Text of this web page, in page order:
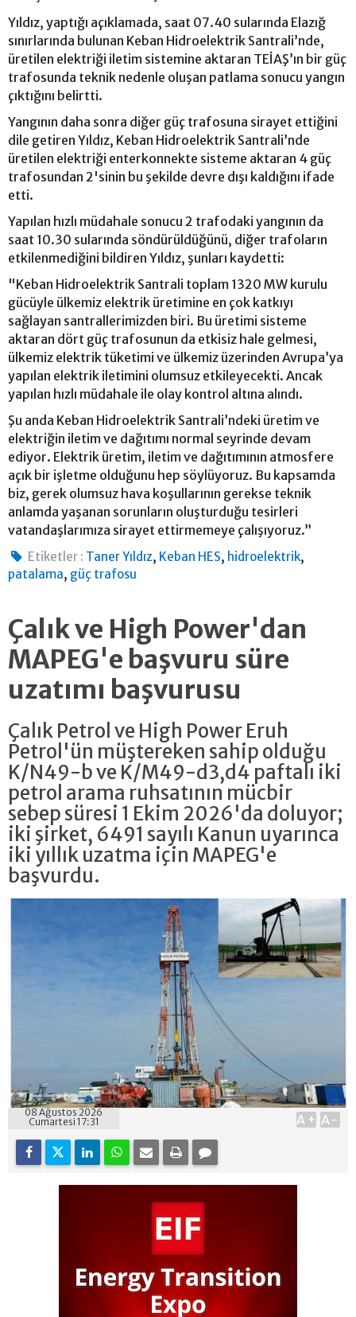
Yıldız, yaptığı açıklamada, saat 07.40 sularında Elazığ
sınırlarında bulunan Keban Hidroelektrik Santrali’nde,
üretilen elektriği iletim sistemine aktaran TEİAŞ’ın bir güç
trafosunda teknik nedenle oluşan patlama sonucu yangın
çıktığını belirtti.
Yangının daha sonra diğer güç trafosuna sirayet ettiğini
dile getiren Yıldız, Keban Hidroelektrik Santrali’nde
üretilen elektriği enterkonnekte sisteme aktaran 4 güç
trafosundan 2'sinin bu şekilde devre dışı kaldığını ifade
etti.
Yapılan hızlı müdahale sonucu 2 trafodaki yangının da
saat 10.30 sularında söndürüldüğünü, diğer trafoların
etkilenmediğini bildiren Yıldız, şunları kaydetti:
"Keban Hidroelektrik Santrali toplam 1320 MW kurulu
gücüyle ülkemiz elektrik üretimine en çok katkıyı
sağlayan santrallerimizden biri. Bu üretimi sisteme
aktaran dört güç trafosunun da etkisiz hale gelmesi,
ülkemiz elektrik tüketimi ve ülkemiz üzerinden Avrupa’ya
yapılan elektrik iletimini olumsuz etkileyecekti. Ancak
yapılan hızlı müdahale ile olay kontrol altına alındı.
Şu anda Keban Hidroelektrik Santrali’ndeki üretim ve
elektriğin iletim ve dağıtımı normal seyrinde devam
ediyor. Elektrik üretim, iletim ve dağıtımının atmosfere
açık bir işletme olduğunu hep söylüyoruz. Bu kapsamda
biz, gerek olumsuz hava koşullarının gerekse teknik
anlamda yaşanan sorunların oluşturduğu tesirleri
vatandaşlarımıza sirayet ettirmemeye çalışıyoruz.”
Etiketler : Taner Yıldız, Keban HES, hidroelektrik,
patalama, güç trafosu
Çalık ve High Power'dan
MAPEG'e başvuru süre
uzatımı başvurusu
Çalık Petrol ve High Power Eruh
Petrol'ün müştereken sahip olduğu
K/N49-b ve K/M49-d3,d4 paftalı iki
petrol arama ruhsatının mücbir
sebep süresi 1 Ekim 2026'da doluyor;
iki şirket, 6491 sayılı Kanun uyarınca
iki yıllık uzatma için MAPEG'e
başvurdu.
08 Ağustos 2026
Cumartesi 17:31
A+ A-